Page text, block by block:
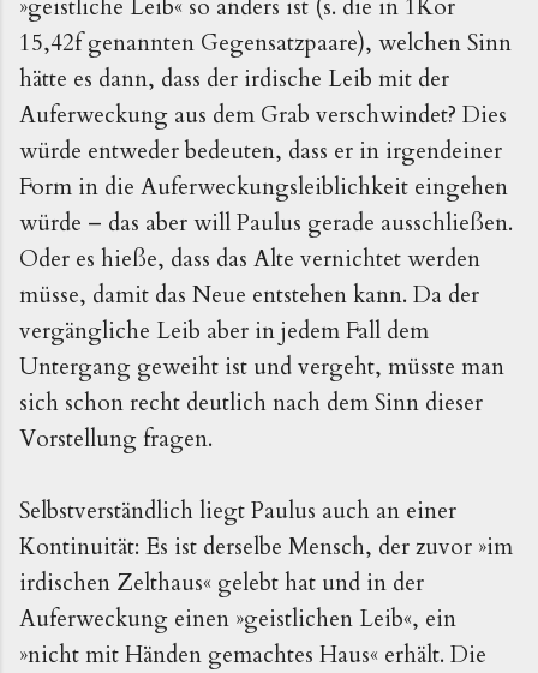
»geistliche Leib« so anders ist (s. die in 1Kor
15,42f genannten Gegensatzpaare), welchen Sinn
hätte es dann, dass der irdische Leib mit der
Auferweckung aus dem Grab verschwindet? Dies
würde entweder bedeuten, dass er in irgendeiner
Form in die Auferweckungsleiblichkeit eingehen
würde – das aber will Paulus gerade ausschließen.
Oder es hieße, dass das Alte vernichtet werden
müsse, damit das Neue entstehen kann. Da der
vergängliche Leib aber in jedem Fall dem
Untergang geweiht ist und vergeht, müsste man
sich schon recht deutlich nach dem Sinn dieser
Vorstellung fragen.
Selbstverständlich liegt Paulus auch an einer
Kontinuität: Es ist derselbe Mensch, der zuvor »im
irdischen Zelthaus« gelebt hat und in der
Auferweckung einen »geistlichen Leib«, ein
»nicht mit Händen gemachtes Haus« erhält. Die